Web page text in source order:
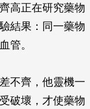
高正在研究藥物
結果：同一藥物
管。
不齊，他靈機一
破壞，才使藥物